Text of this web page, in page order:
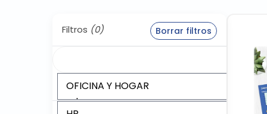
Filtros (0) Borrar filtros